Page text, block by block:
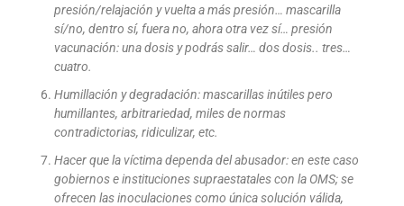
presión/relajación y vuelta a más presión… mascarilla
sí/no, dentro sí, fuera no, ahora otra vez sí… presión
vacunación: una dosis y podrás salir… dos dosis.. tres…
cuatro.
Humillación y degradación: mascarillas inútiles pero
humillantes, arbitrariedad, miles de normas
contradictorias, ridiculizar, etc.
Hacer que la víctima dependa del abusador: en este caso
gobiernos e instituciones supraestatales con la OMS; se
ofrecen las inoculaciones como única solución válida,